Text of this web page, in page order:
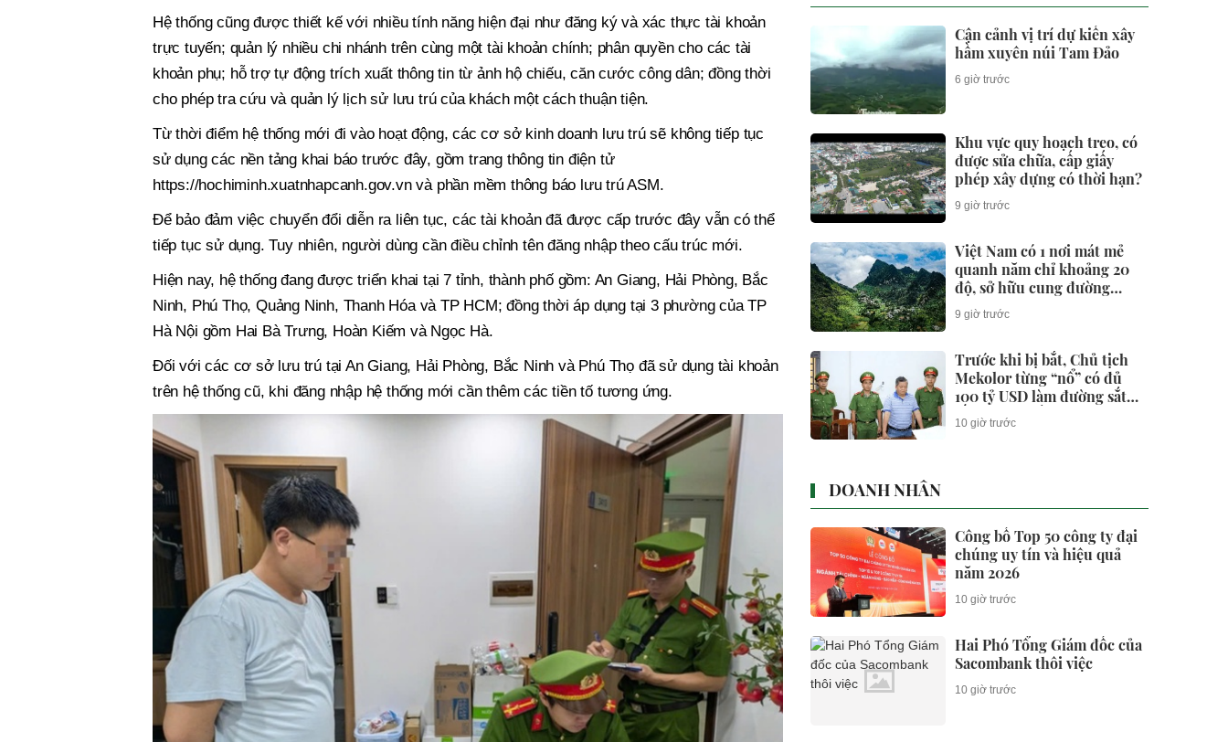
Hệ thống cũng được thiết kế với nhiều tính năng hiện đại như đăng ký và xác thực tài khoản
trực tuyến; quản lý nhiều chi nhánh trên cùng một tài khoản chính; phân quyền cho các tài
khoản phụ; hỗ trợ tự động trích xuất thông tin từ ảnh hộ chiếu, căn cước công dân; đồng thời
cho phép tra cứu và quản lý lịch sử lưu trú của khách một cách thuận tiện.
Từ thời điểm hệ thống mới đi vào hoạt động, các cơ sở kinh doanh lưu trú sẽ không tiếp tục
sử dụng các nền tảng khai báo trước đây, gồm trang thông tin điện tử
https://hochiminh.xuatnhapcanh.gov.vn và phần mềm thông báo lưu trú ASM.
Để bảo đảm việc chuyển đổi diễn ra liên tục, các tài khoản đã được cấp trước đây vẫn có thể
tiếp tục sử dụng. Tuy nhiên, người dùng cần điều chỉnh tên đăng nhập theo cấu trúc mới.
Hiện nay, hệ thống đang được triển khai tại 7 tỉnh, thành phố gồm: An Giang, Hải Phòng, Bắc
Ninh, Phú Thọ, Quảng Ninh, Thanh Hóa và TP HCM; đồng thời áp dụng tại 3 phường của TP
Hà Nội gồm Hai Bà Trưng, Hoàn Kiếm và Ngọc Hà.
Đối với các cơ sở lưu trú tại An Giang, Hải Phòng, Bắc Ninh và Phú Thọ đã sử dụng tài khoản
trên hệ thống cũ, khi đăng nhập hệ thống mới cần thêm các tiền tố tương ứng.
Cận cảnh vị trí dự kiến xây
hầm xuyên núi Tam Đảo
6 giờ trước
Khu vực quy hoạch treo, có
được sửa chữa, cấp giấy
phép xây dựng có thời hạn?
9 giờ trước
Việt Nam có 1 nơi mát mẻ
quanh năm chỉ khoảng 20
độ, sở hữu cung đường
thuộc nhóm "tứ đại đỉnh
đèo", được Oscar du lịch
9 giờ trước
Trước khi bị bắt, Chủ tịch
Mekolor từng “nổ” có đủ
100 tỷ USD làm đường sắt
tốc độ cao Bắc - Nam như
thế nào?
10 giờ trước
DOANH NHÂN
Công bố Top 50 công ty đại
chúng uy tín và hiệu quả
năm 2026
10 giờ trước
Hai Phó Tổng Giám đốc của
Sacombank thôi việc
10 giờ trước